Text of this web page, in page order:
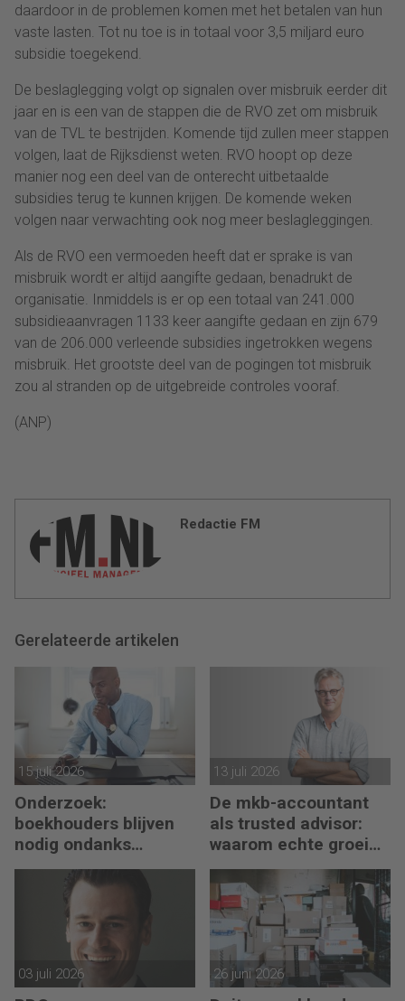
daardoor in de problemen komen met het betalen van hun
vaste lasten. Tot nu toe is in totaal voor 3,5 miljard euro
subsidie toegekend.
De beslaglegging volgt op signalen over misbruik eerder dit
jaar en is een van de stappen die de RVO zet om misbruik
van de TVL te bestrijden. Komende tijd zullen meer stappen
volgen, laat de Rijksdienst weten. RVO hoopt op deze
manier nog een deel van de onterecht uitbetaalde
subsidies terug te kunnen krijgen. De komende weken
volgen naar verwachting ook nog meer beslagleggingen.
Als de RVO een vermoeden heeft dat er sprake is van
misbruik wordt er altijd aangifte gedaan, benadrukt de
organisatie. Inmiddels is er op een totaal van 241.000
subsidieaanvragen 1133 keer aangifte gedaan en zijn 679
van de 206.000 verleende subsidies ingetrokken wegens
misbruik. Het grootste deel van de pogingen tot misbruik
zou al stranden op de uitgebreide controles vooraf.
(ANP)
Redactie FM
Gerelateerde artikelen
15 juli 2026
Onderzoek:
boekhouders blijven
nodig ondanks
boekhoudsoftware
13 juli 2026
De mkb-accountant
als trusted advisor:
waarom echte groei
begint met reflectie
03 juli 2026 26 juni 2026